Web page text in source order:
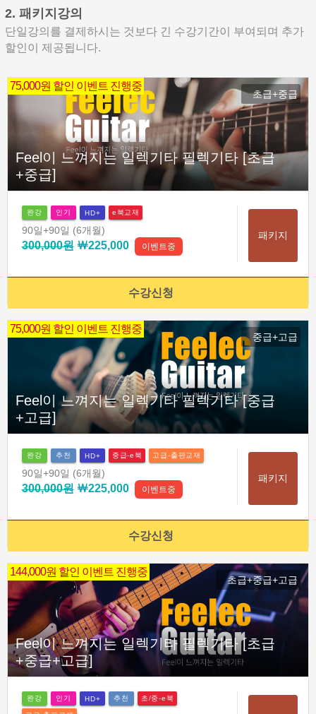
2. 패키지강의
단일강의를 결제하시는 것보다 긴 수강기간이 부여되며 추가
할인이 제공됩니다.
75,000원 할인 이벤트 진행중
초급+중급
Feel이 느껴지는 일렉기타 필렉기타 [초급
+중급]
완강 인기 HD+ e북교재
90일+90일 (6개월)
300,000원￦225,000 이벤트중
패키지
수강신청
75,000원 할인 이벤트 진행중
중급+고급
Feel이 느껴지는 일렉기타 필렉기타 [중급
+고급]
완강 추천 HD+ 중급-e북 고급-출판교재
90일+90일 (6개월)
300,000원￦225,000 이벤트중
패키지
수강신청
144,000원 할인 이벤트 진행중
초급+중급+고급
Feel이 느껴지는 일렉기타 필렉기타 [초급
+중급+고급]
완강 인기 HD+ 추천 초/중-e북